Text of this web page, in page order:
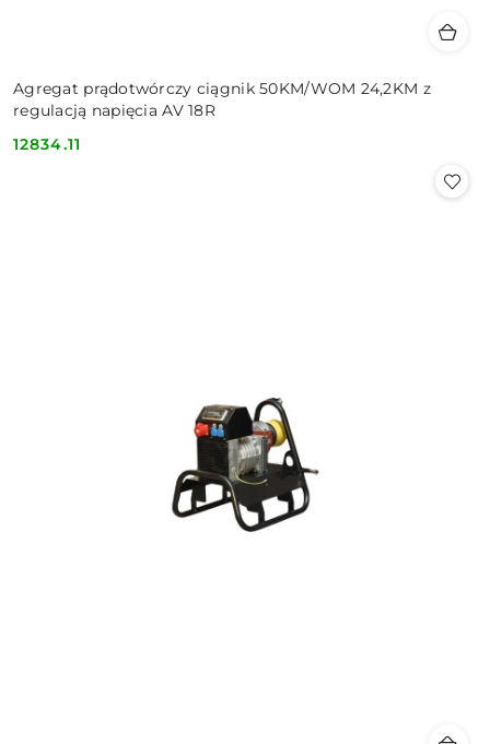
Agregat prądotwórczy ciągnik 50KM/WOM 24,2KM z
regulacją napięcia AV 18R
Cena:
12834.11